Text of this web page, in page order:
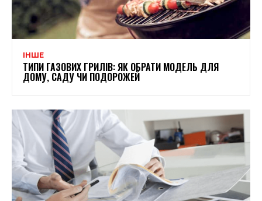
ІНШЕ
ТИПИ ГАЗОВИХ ГРИЛІВ: ЯК ОБРАТИ МОДЕЛЬ ДЛЯ
ДОМУ, САДУ ЧИ ПОДОРОЖЕЙ